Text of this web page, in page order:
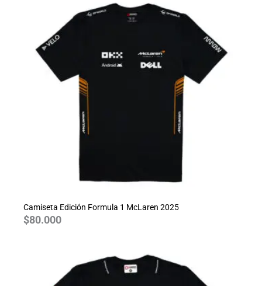
Camiseta Edición Formula 1 McLaren 2025
$80.000
de
precios: